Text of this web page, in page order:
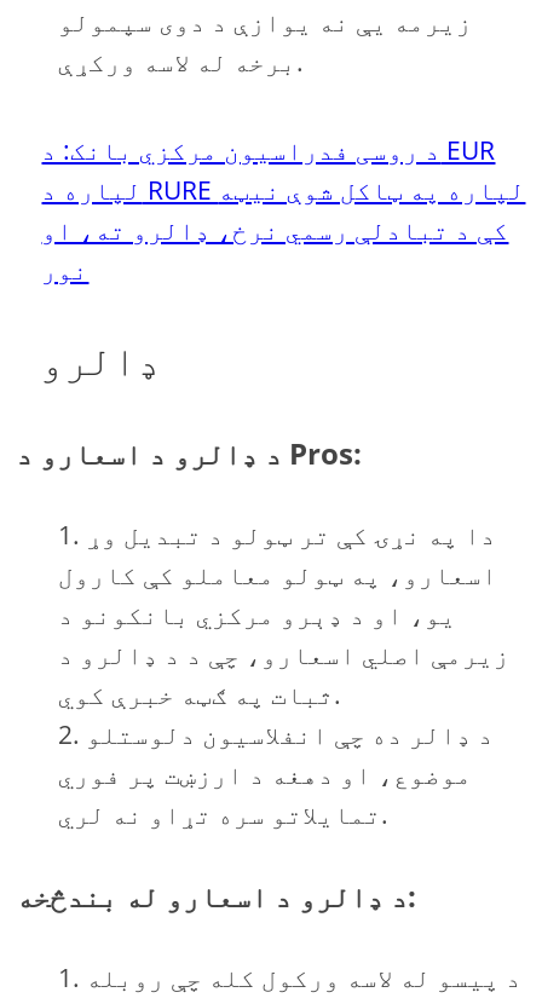
زیرمه یې نه یوازې د دوی سپمولو
برخه له لاسه ورکړې.
د روسی فدراسیون مرکزي بانک: د EUR
لپاره د RURE لپاره په ټاکل شوې نیټه
کې د تبادلې رسمي نرخ، ډالرو ته، او
نور
ډالرو
د ډالرو د اسعارو د Pros:
دا په نړۍ کې تر ټولو د تبدیل وړ
اسعارو، په ټولو معاملو کې کارول
یو، او د ډېرو مرکزي بانکونو د
زيرمې اصلي اسعارو، چې د د ډالرو د
ثبات په ګټه خبرې کوي.
د ډالر ده چې انفلاسیون دلوستلو
موضوع، او دهغه د ارزښت پر فوري
تمايلاتو سره تړاو نه لري.
د ډالرو د اسعارو له بندڅخه:
د پیسو له لاسه ورکول کله چې روبله